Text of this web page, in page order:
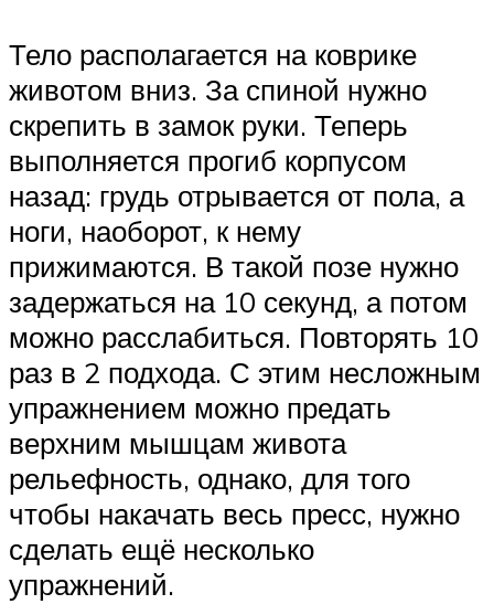
Тело располагается на коврике
животом вниз. За спиной нужно
скрепить в замок руки. Теперь
выполняется прогиб корпусом
назад: грудь отрывается от пола, а
ноги, наоборот, к нему
прижимаются. В такой позе нужно
задержаться на 10 секунд, а потом
можно расслабиться. Повторять 10
раз в 2 подхода. С этим несложным
упражнением можно предать
верхним мышцам живота
рельефность, однако, для того
чтобы накачать весь пресс, нужно
сделать ещё несколько
упражнений.